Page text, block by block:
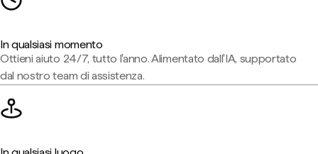
In qualsiasi momento
Ottieni aiuto 24/7, tutto l'anno. Alimentato dall'IA, supportato
dal nostro team di assistenza.